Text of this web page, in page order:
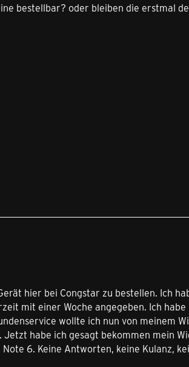
bestellbar? oder bleiben die erstmal
hier bei Congstar zu bestellen. Ich
mit einer Woche angegeben. Ich
wollte ich nun von meinem
habe ich gesagt bekommen mein
6. Keine Antworten, keine Kulanz,